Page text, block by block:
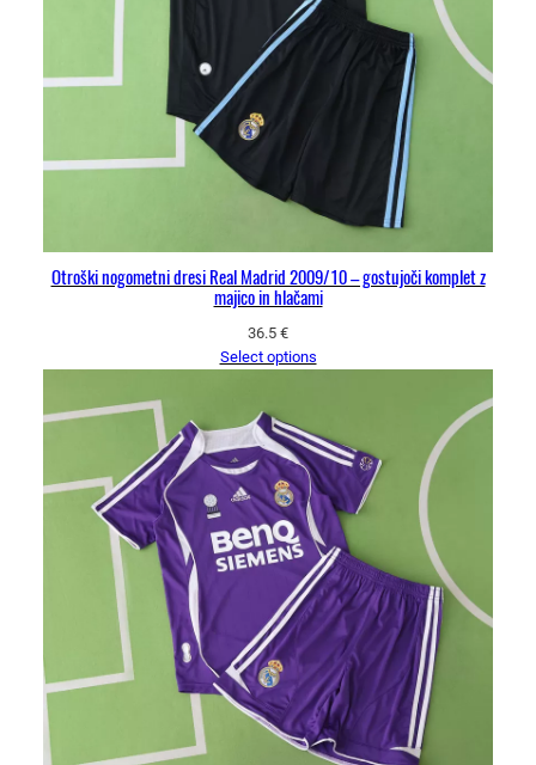
Otroški nogometni dresi Real Madrid 2009/10 – gostujoči komplet z
majico in hlačami
36.5 €
Select options